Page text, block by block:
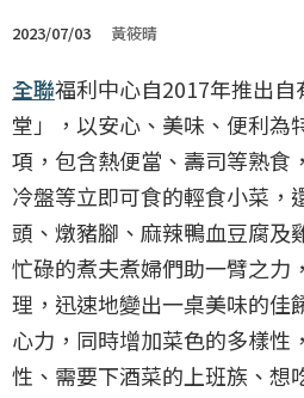
2023/07/03 黃筱晴
全聯福利中心自2017年推出
堂」，以安心、美味、便利為
項，包含熱便當、壽司等熟食
冷盤等立即可食的輕食小菜，
頭、燉豬腳、麻辣鴨血豆腐及
忙碌的煮夫煮婦們助一臂之力
理，迅速地變出一桌美味的佳
心力，同時增加菜色的多樣性
性、需要下酒菜的上班族、想